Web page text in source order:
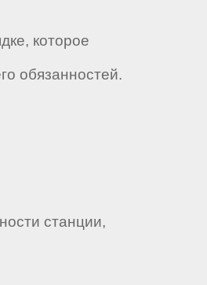
которое
обязанностей.
станции,